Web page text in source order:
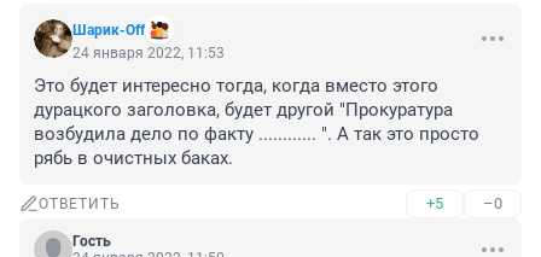
Шарик-Off
24 января 2022, 11:53
Это будет интересно тогда, когда вместо этого
дурацкого заголовка, будет другой "Прокуратура
возбудила дело по факту ............ ". А так это просто
рябь в очистных баках.
ОТВЕТИТЬ +5 –0
Гость